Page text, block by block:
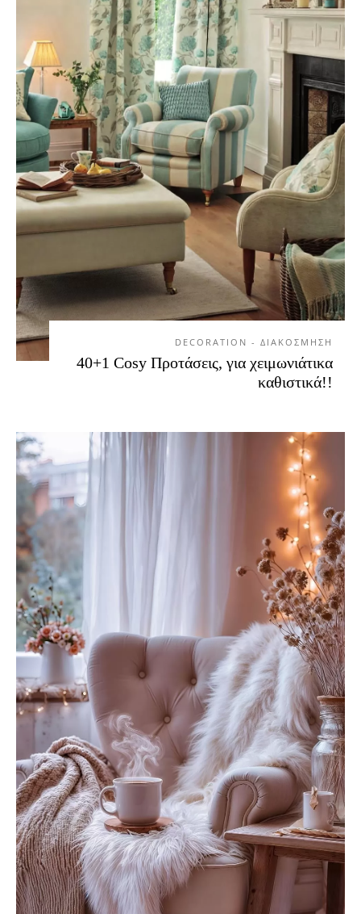
DECORATION - ΔΙΑΚΟΣΜΗΣΗ
40+1 Cosy Προτάσεις, για χειμωνιάτικα
καθιστικά!!